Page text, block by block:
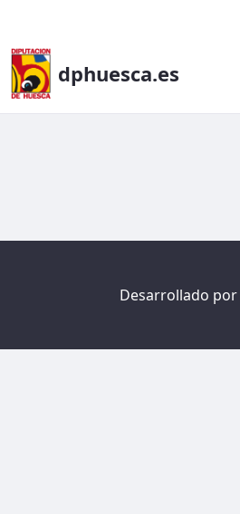
dphuesca.es
Desarrollado por